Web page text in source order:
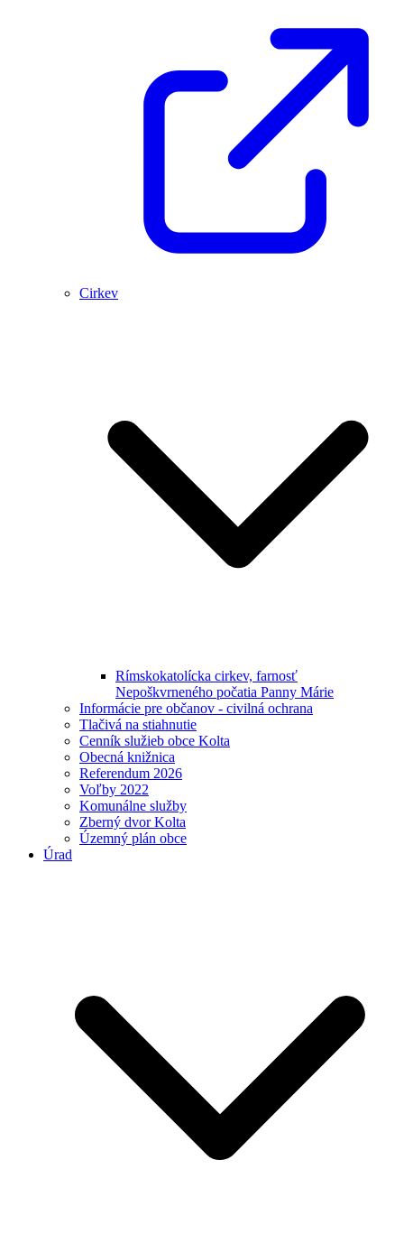
Cirkev
Rímskokatolícka cirkev, farnosť
Nepoškvrneného počatia Panny Márie
Informácie pre občanov - civilná ochrana
Tlačivá na stiahnutie
Cenník služieb obce Kolta
Obecná knižnica
Referendum 2026
Voľby 2022
Komunálne služby
Zberný dvor Kolta
Územný plán obce
Úrad